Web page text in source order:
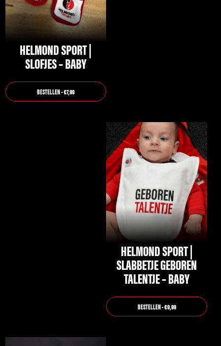
HELMOND SPORT |
SLOFJES – BABY
BESTELLEN - €7,99
HELMOND SPORT |
SLABBETJE GEBOREN
TALENTJE – BABY
BESTELLEN - €9,99